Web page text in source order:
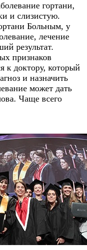
гортани,
и слизистую.
Больным, у
лечение
результат.
признаков
к доктору, который
и назначить
может дать
Чаще всего